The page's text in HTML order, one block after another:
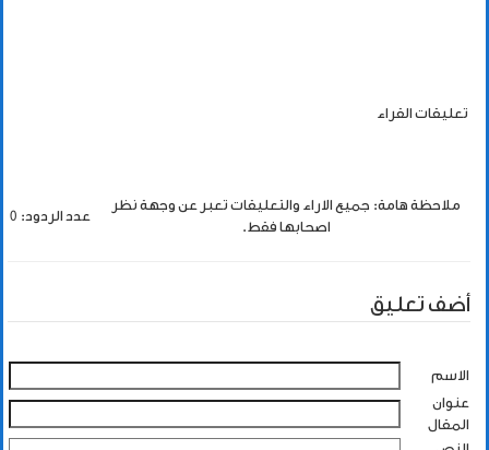
تعليقات القراء
ملاحظة هامة: جميع الاراء والتعليقات تعبر عن وجهة نظر
اصحابها فقط.
عدد الردود: 0
أضف تعليق
الاسم
عنوان
المقال